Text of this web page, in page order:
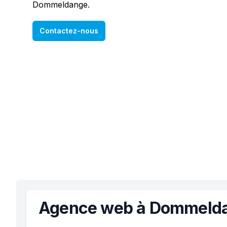
Dommeldange.
Contactez-nous
Agence web à